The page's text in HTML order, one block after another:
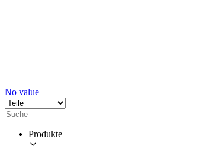
No value
Produkte